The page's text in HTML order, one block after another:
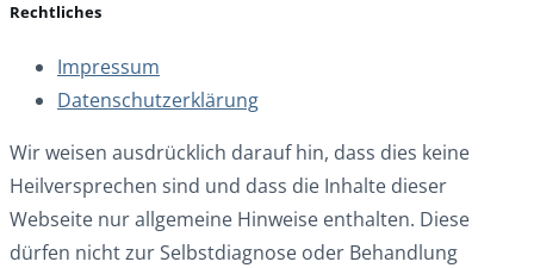
Rechtliches
Impressum
Datenschutzerklärung
Wir weisen ausdrücklich darauf hin, dass dies keine
Heilversprechen sind und dass die Inhalte dieser
Webseite nur allgemeine Hinweise enthalten. Diese
dürfen nicht zur Selbstdiagnose oder Behandlung